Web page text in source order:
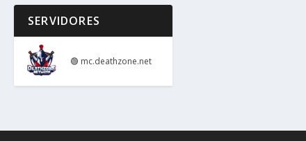
SERVIDORES
🟢 mc.deathzone.net